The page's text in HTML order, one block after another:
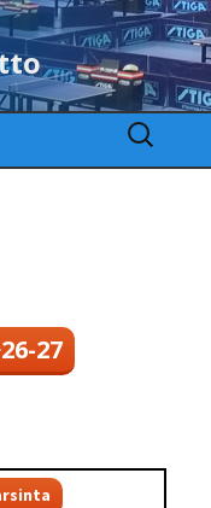
Haku:
27